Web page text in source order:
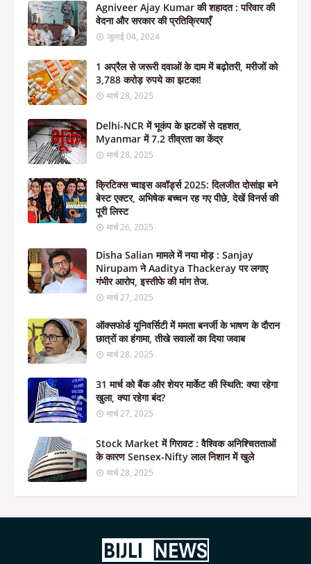
Agniveer Ajay Kumar की शहादत : परिवार की
वेदना और सरकार की प्रतिक्रियाएँ
जुलाई 04, 2024
1 अप्रैल से जरूरी दवाओं के दाम में बढ़ोतरी, मरीजों को
3,788 करोड़ रुपये का झटका!
मार्च 28, 2025
Delhi-NCR में भूकंप के झटकों से दहशत,
Myanmar में 7.2 तीव्रता का केंद्र
मार्च 28, 2025
क्रिटिक्स च्वाइस अवॉर्ड्स 2025: दिलजीत दोसांझ बने
बेस्ट एक्टर, अभिषेक बच्चन रह गए पीछे, देखें विनर्स की
पूरी लिस्ट
मार्च 26, 2025
Disha Salian मामले में नया मोड़ : Sanjay
Nirupam ने Aaditya Thackeray पर लगाए
गंभीर आरोप, इस्तीफे की मांग तेज.
मार्च 27, 2025
ऑक्सफोर्ड यूनिवर्सिटी में ममता बनर्जी के भाषण के दौरान
छात्रों का हंगामा, तीखे सवालों का दिया जवाब
मार्च 28, 2025
31 मार्च को बैंक और शेयर मार्केट की स्थिति: क्या रहेगा
खुला, क्या रहेगा बंद?
मार्च 27, 2025
Stock Market में गिरावट : वैश्विक अनिश्चितताओं
के कारण Sensex-Nifty लाल निशान में खुले
मार्च 28, 2025